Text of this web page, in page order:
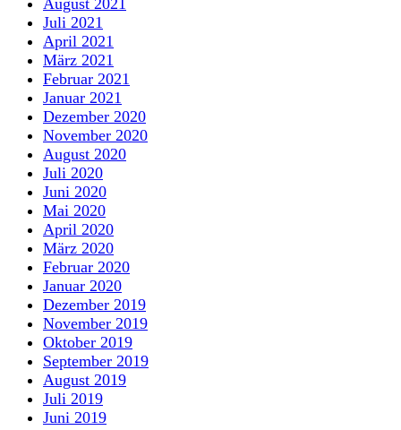
August 2021
Juli 2021
April 2021
März 2021
Februar 2021
Januar 2021
Dezember 2020
November 2020
August 2020
Juli 2020
Juni 2020
Mai 2020
April 2020
März 2020
Februar 2020
Januar 2020
Dezember 2019
November 2019
Oktober 2019
September 2019
August 2019
Juli 2019
Juni 2019